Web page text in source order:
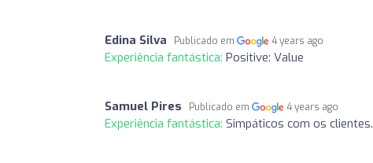
Edina Silva Publicado em 4 years ago
Experiência fantástica: Positive: Value
Samuel Pires Publicado em 4 years ago
Experiência fantástica: Simpáticos com os clientes.